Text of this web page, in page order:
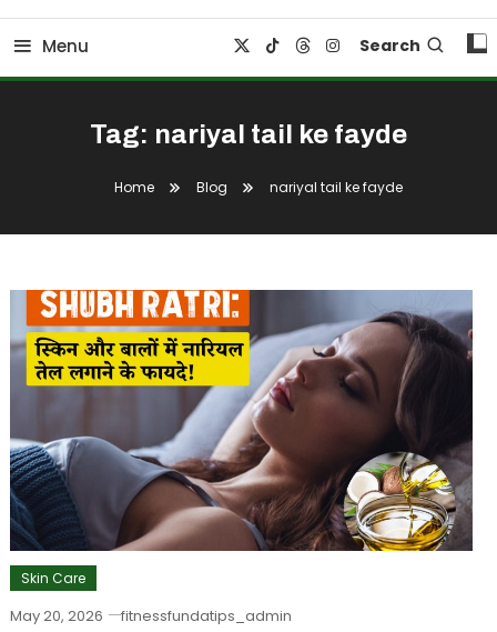
Menu Search
Tag: nariyal tail ke fayde
Home Blog nariyal tail ke fayde
Skin Care
May 20, 2026 fitnessfundatips_admin